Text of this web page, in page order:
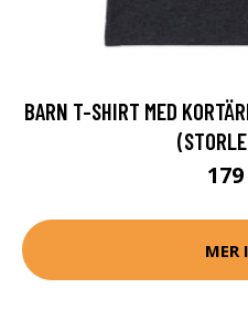
BARN T-SHIRT MED
179
MER